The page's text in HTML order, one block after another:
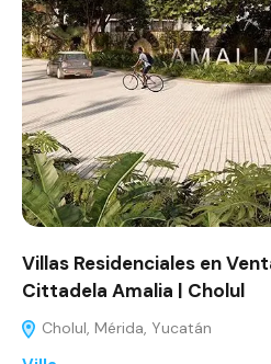
Villas Residenciales en
Cittadela Amalia | Cholul
Cholul, Mérida, Yucatán